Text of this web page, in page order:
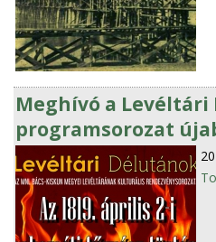
Meghívó a
programsorozat